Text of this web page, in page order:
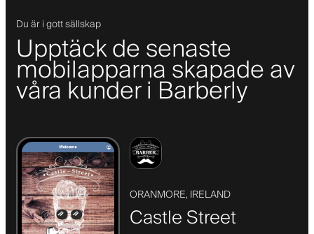
Du är i gott sällskap
Upptäck de senaste
mobilapparna skapade av
våra kunder i Barberly
ORANMORE, IRELAND
Castle Street